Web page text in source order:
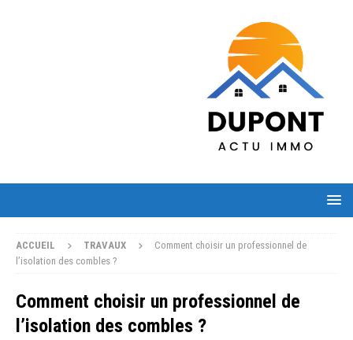
ACCUEIL TRAVAUX
Comment choisir un professionnel de
l’isolation des combles ?
Comment choisir un professionnel de
l’isolation des combles ?